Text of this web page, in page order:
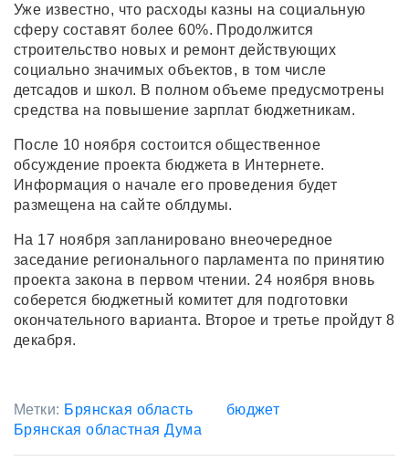
Уже известно, что расходы казны на социальную
сферу составят более 60%. Продолжится
строительство новых и ремонт действующих
социально значимых объектов, в том числе
детсадов и школ. В полном объеме предусмотрены
средства на повышение зарплат бюджетникам.
После 10 ноября состоится общественное
обсуждение проекта бюджета в Интернете.
Информация о начале его проведения будет
размещена на сайте облдумы.
На 17 ноября запланировано внеочередное
заседание регионального парламента по принятию
проекта закона в первом чтении. 24 ноября вновь
соберется бюджетный комитет для подготовки
окончательного варианта. Второе и третье пройдут 8
декабря.
Метки: Брянская область
бюджет
Брянская областная Дума